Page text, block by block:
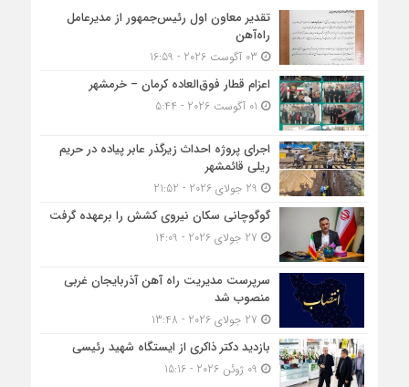
تقدیر معاون اول رئیس‌جمهور از مدیرعامل
راه‌آهن
اعزام قطار فوق‌العاده کرمان – خرمشهر
اجرای پروژه احداث زیرگذر عابر پیاده در حریم
ریلی قائمشهر
گوگوچانی سکان نیروی کشش را برعهده گرفت
سرپرست مدیریت راه آهن آذربایجان غربی
منصوب شد
بازدید دکتر ذاکری از ایستگاه شهید رئیسی